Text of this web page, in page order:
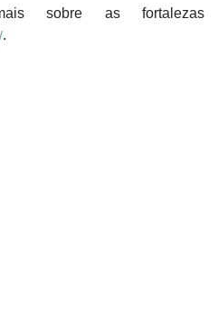
sobre as fortalezas
.